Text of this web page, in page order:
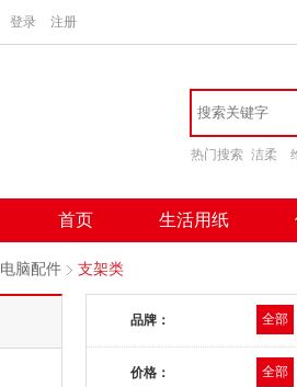
登录 注册
热门搜索 洁柔
首页 生活用纸
电脑配件 支架类
品牌： 全部
价格： 全部